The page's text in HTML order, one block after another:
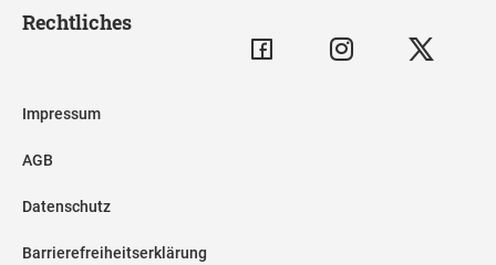
Rechtliches
Impressum
AGB
Datenschutz
Barrierefreiheitserklärung